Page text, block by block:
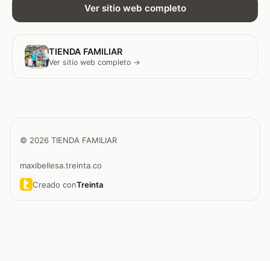
Ver sitio web completo
TIENDA FAMILIAR
Ver sitio web completo →
© 2026 TIENDA FAMILIAR
maxibellesa.treinta.co
Creado conTreinta